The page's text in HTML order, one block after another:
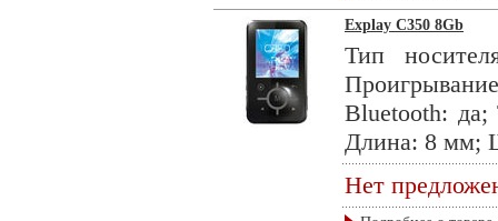
Explay C350 8Gb
Тип
Bluetooth: да;
Длина: 8 мм;
Нет